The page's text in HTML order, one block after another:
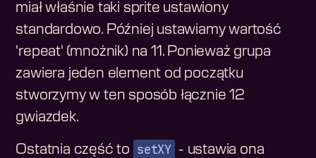
miał właśnie taki sprite ustawiony
standardowo. Później ustawiamy wartość
'repeat' (mnożnik) na 11. Ponieważ grupa
zawiera jeden element od początku
stworzymy w ten sposób łącznie 12
gwiazdek.
Ostatnia część to setXY - ustawia ona